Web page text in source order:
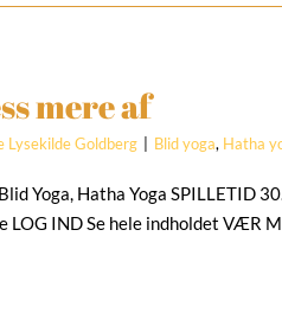
mere af
Lysekilde Goldberg Blid yoga, Hatha
Yoga, Hatha Yoga SPILLETID
LOG IND Se hele indholdet VÆR